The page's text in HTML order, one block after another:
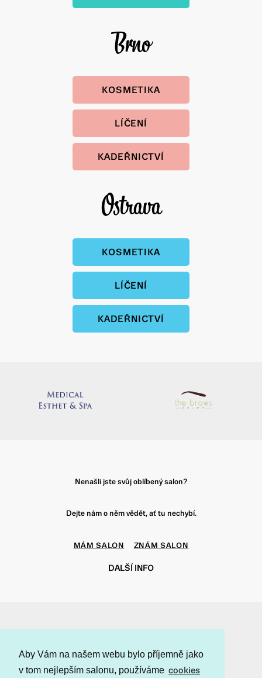
Aby Vám na našem webu bylo příjemně jako
v tom nejlepším salonu, používáme cookies
Brno
KOSMETIKA
LÍČENÍ
KADEŘNICTVÍ
Ostrava
KOSMETIKA
LÍČENÍ
KADEŘNICTVÍ
Nenašli jste svůj oblíbený salon?
Dejte nám o něm vědět, ať tu nechybí.
MÁM SALON ZNÁM SALON
DALŠÍ INFO